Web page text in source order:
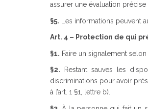
assurer une évaluation précise
§5. Les informations peuvent
Art. 4 – Protection de qui
§1. Faire un signalement
§2. Restant sauves les
discriminations pour avoir
à l’art. 1 §1, lettre b).